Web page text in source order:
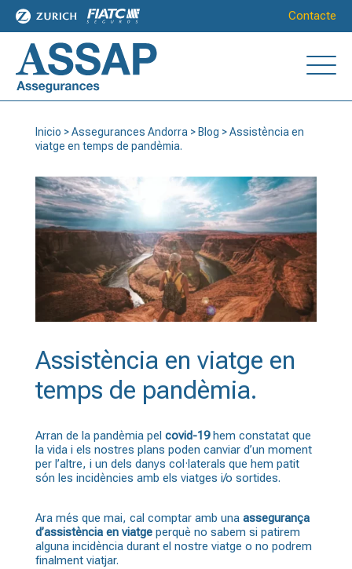
Contacte
Inicio >Assegurances Andorra > Blog >Assistència en
viatge en temps de pandèmia.
Assistència en viatge en
temps de pandèmia.
Arran de la pandèmia pel covid-19hem constatat que
la vida i els nostres plans poden canviar d’un moment
per l’altre, i un dels danys col·laterals que hem patit
són les incidències amb els viatges i/o sortides.
Ara més que mai, cal comptar amb una assegurança
d’assistència en viatgeperquè no sabem si patirem
alguna incidència durant el nostre viatge o no podrem
finalment viatjar.